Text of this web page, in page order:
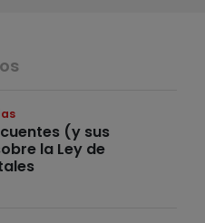
(y sus
la Ley de